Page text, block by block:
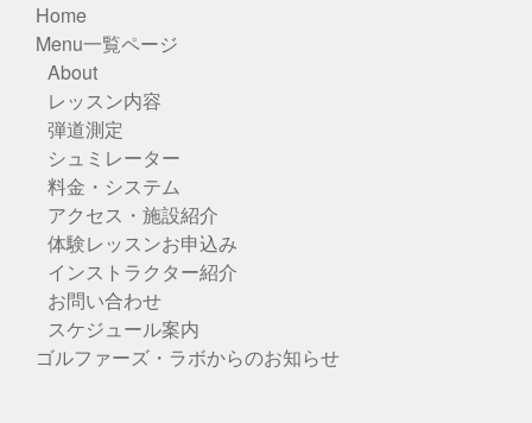
Home
Menu一覧ページ
About
レッスン内容
弾道測定
シュミレーター
料金・システム
アクセス・施設紹介
体験レッスンお申込み
インストラクター紹介
お問い合わせ
スケジュール案内
ゴルファーズ・ラボからのお知らせ